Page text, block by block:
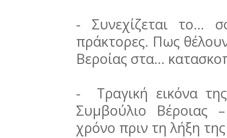
- Συνεχίζεται το…
πράκτορες. Πως
Βεροίας στα…
- Τραγική εικόνα
Συμβούλιο
χρόνο πριν τη λήξη